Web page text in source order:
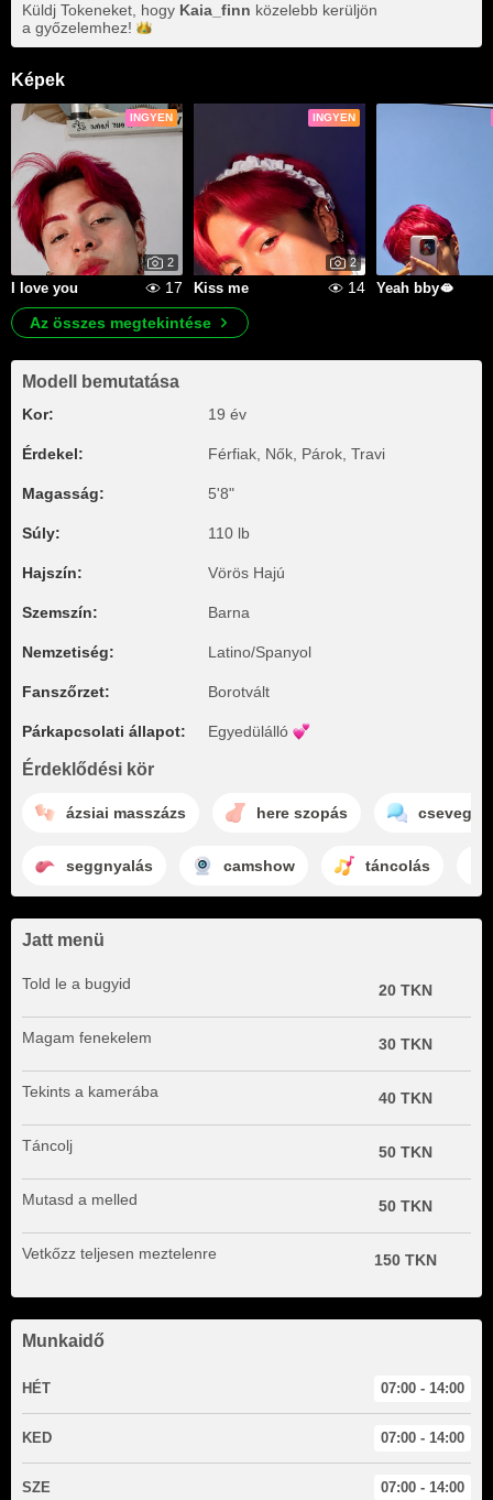
Küldj Tokeneket, hogy Kaia_finn közelebb kerüljön
a győzelemhez!
Képek
INGYEN
2
I love you 17
INGYEN
2
Kiss me 14 Yeah bby🫦
Az összes megtekintése
Modell bemutatása
Kor: 19 év
Érdekel: Férfiak, Nők, Párok, Travi
Magasság: 5'8"
Súly: 110 lb
Hajszín: Vörös Hajú
Szemszín: Barna
Nemzetiség: Latino/Spanyol
Fanszőrzet: Borotvált
Párkapcsolati állapot: Egyedülálló
Érdeklődési kör
ázsiai masszázs here szopás csevegés
seggnyalás camshow táncolás
Jatt menü
Told le a bugyid 20 TKN
Magam fenekelem 30 TKN
Tekints a kamerába 40 TKN
Táncolj 50 TKN
Mutasd a melled 50 TKN
Vetkőzz teljesen meztelenre 150 TKN
Munkaidő
HÉT 07:00 - 14:00
KED 07:00 - 14:00
SZE 07:00 - 14:00